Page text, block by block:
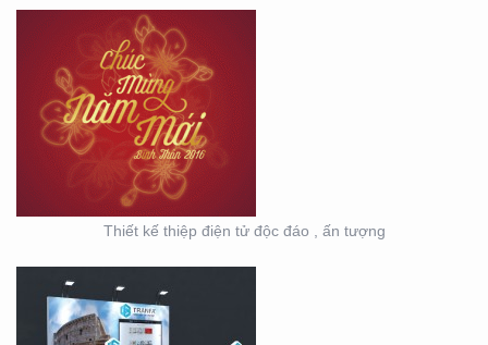
Thiết kế thiệp điện tử độc đáo , ấn tượng
HỘI NGHỊ KHOA HỌC
DA LIỄU MIỀN NAM 2020
(BOOTH TRANFA)